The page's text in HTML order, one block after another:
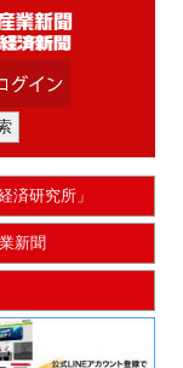
済研究所」
新聞